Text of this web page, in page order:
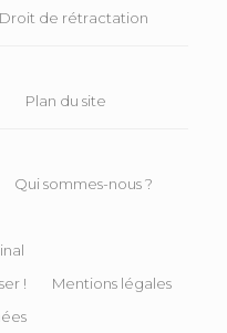
Droit de rétractation
Plan du site
Qui sommes-nous ?
!
Mentions légales